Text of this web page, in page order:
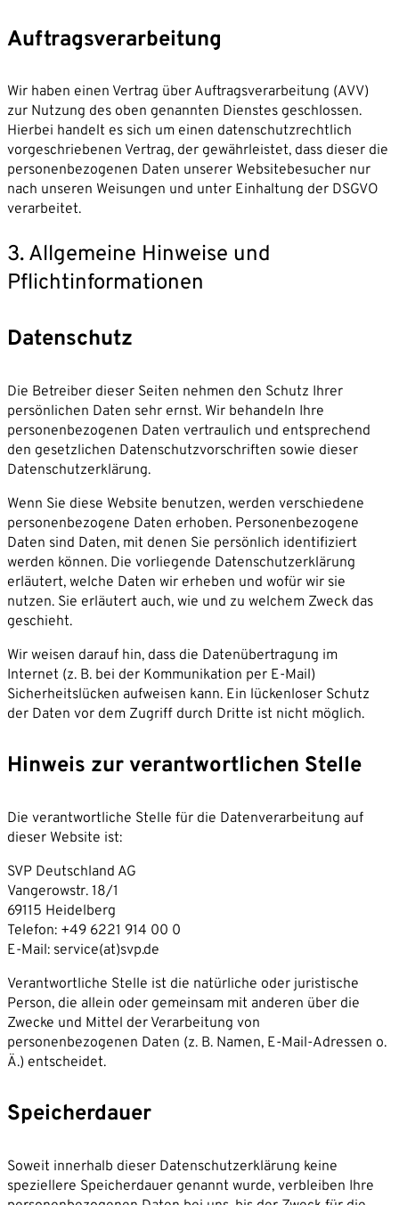
Auftragsverarbeitung
Wir haben einen Vertrag über Auftragsverarbeitung (AVV)
zur Nutzung des oben genannten Dienstes geschlossen.
Hierbei handelt es sich um einen datenschutzrechtlich
vorgeschriebenen Vertrag, der gewährleistet, dass dieser die
personenbezogenen Daten unserer Websitebesucher nur
nach unseren Weisungen und unter Einhaltung der DSGVO
verarbeitet.
3. Allgemeine Hinweise und
Pflichtinformationen
Datenschutz
Die Betreiber dieser Seiten nehmen den Schutz Ihrer
persönlichen Daten sehr ernst. Wir behandeln Ihre
personenbezogenen Daten vertraulich und entsprechend
den gesetzlichen Datenschutzvorschriften sowie dieser
Datenschutzerklärung.
Wenn Sie diese Website benutzen, werden verschiedene
personenbezogene Daten erhoben. Personenbezogene
Daten sind Daten, mit denen Sie persönlich identifiziert
werden können. Die vorliegende Datenschutzerklärung
erläutert, welche Daten wir erheben und wofür wir sie
nutzen. Sie erläutert auch, wie und zu welchem Zweck das
geschieht.
Wir weisen darauf hin, dass die Datenübertragung im
Internet (z. B. bei der Kommunikation per E-Mail)
Sicherheitslücken aufweisen kann. Ein lückenloser Schutz
der Daten vor dem Zugriff durch Dritte ist nicht möglich.
Hinweis zur verantwortlichen Stelle
Die verantwortliche Stelle für die Datenverarbeitung auf
dieser Website ist:
SVP Deutschland AG
Vangerowstr. 18/1
69115 Heidelberg
Telefon: +49 6221 914 00 0
E-Mail: service(at)svp.de
Verantwortliche Stelle ist die natürliche oder juristische
Person, die allein oder gemeinsam mit anderen über die
Zwecke und Mittel der Verarbeitung von
personenbezogenen Daten (z. B. Namen, E-Mail-Adressen o.
Ä.) entscheidet.
Speicherdauer
Soweit innerhalb dieser Datenschutzerklärung keine
speziellere Speicherdauer genannt wurde, verbleiben Ihre